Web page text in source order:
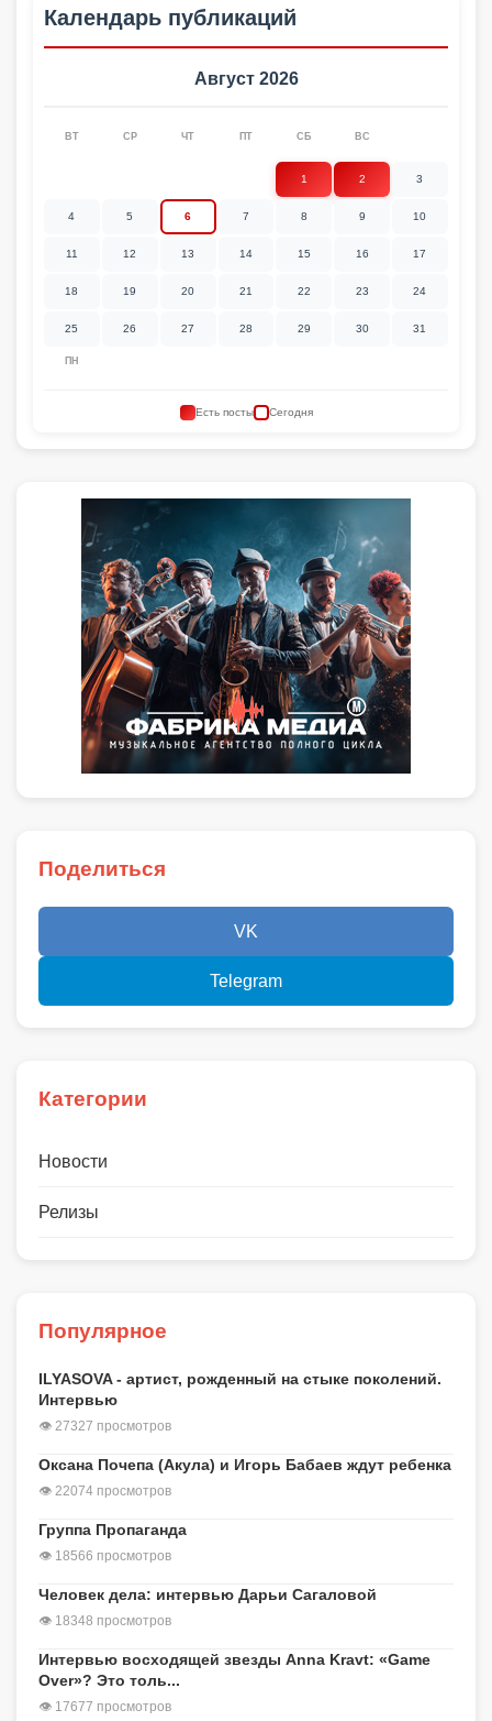
Календарь публикаций
Август 2026
ПН
ВТ СР ЧТ ПТ СБ ВС
1 2 3
4 5 6 7 8 9 10
11 12 13 14 15 16 17
18 19 20 21 22 23 24
25 26 27 28 29 30 31
Есть посты Сегодня
Поделиться
VK
Telegram
Категории
Новости
Релизы
Популярное
ILYASOVA - артист, рожденный на стыке поколений.
Интервью
👁 27327 просмотров
Оксана Почепа (Акула) и Игорь Бабаев ждут ребенка
👁 22074 просмотров
Группа Пропаганда
👁 18566 просмотров
Человек дела: интервью Дарьи Сагаловой
👁 18348 просмотров
Интервью восходящей звезды Anna Kravt: «Game
Over»? Это толь...
👁 17677 просмотров